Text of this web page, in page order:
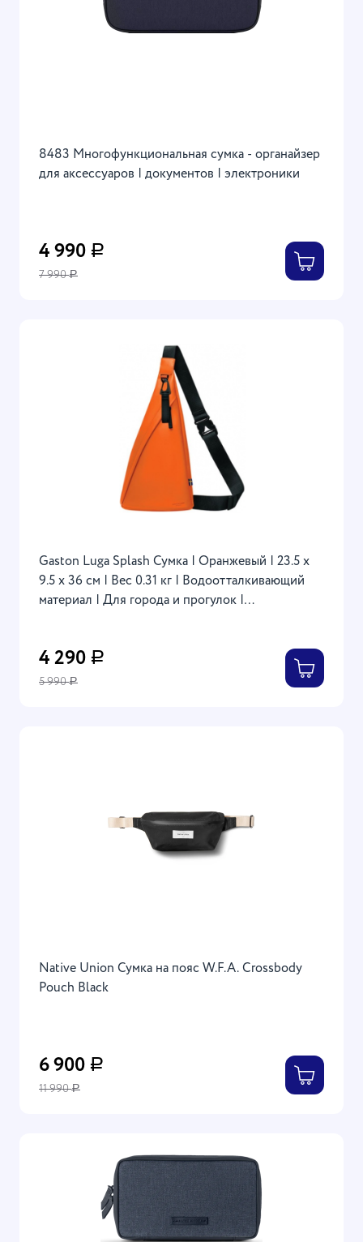
8483 Многофункциональная сумка - органайзер
для аксессуаров | документов | электроники
4 990 Р
7 990Р
Gaston Luga Splash Сумка | Оранжевый | 23.5 x
9.5 x 36 см | Вес 0.31 кг | Водоотталкивающий
материал | Для города и прогулок |
4 290 Р
5 990Р
Native Union Сумка на пояс W.F.A. Crossbody
Pouch Black
6 900 Р
11 990Р